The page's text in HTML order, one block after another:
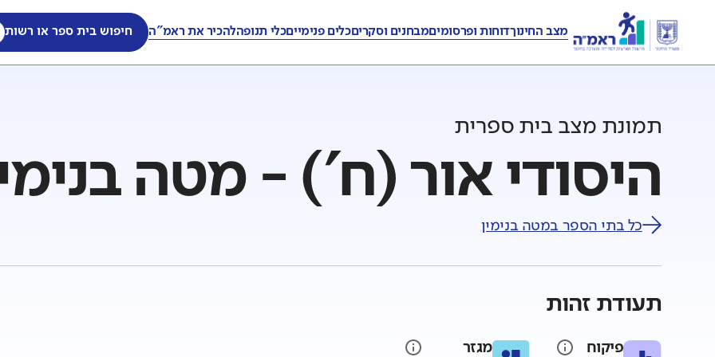
מצב החינוךדוחות ופרסומיםמבחנים וסקריםכלים פנימייםכלי תנופהלהכיר את ראמ"ה חיפוש בית ספר או רשות
תמונת מצב בית ספרית
היסודי אור (ח') - מטה
כל בתי הספר במטה בנימין
תעודת זהות
פיקוח מגזר